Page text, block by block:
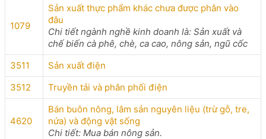
1079
Sản xuất thực phẩm khác chưa được phân vào
đâu
Chi tiết ngành nghề kinh doanh là: Sản xuất và
chế biến cà phê, chè, ca cao, nông sản, ngũ cốc
3511
Sản xuất điện
3512
Truyền tải và phân phối điện
4620
Bán buôn nông, lâm sản nguyên liệu (trừ gỗ, tre,
nứa) và động vật sống
Chi tiết: Mua bán nông sản.